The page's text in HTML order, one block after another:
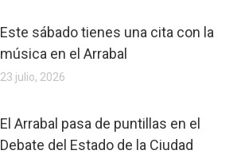
Este sábado tienes una cita con la
música en el Arrabal
23 julio, 2026
El Arrabal pasa de puntillas en el
Debate del Estado de la Ciudad